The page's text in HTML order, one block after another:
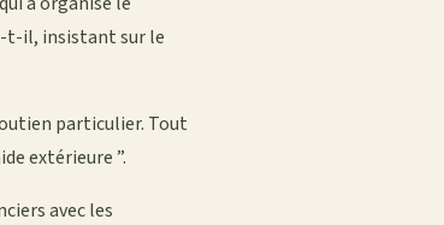
t-il, insistant sur le
particulier. Tout
extérieure ”.
avec les